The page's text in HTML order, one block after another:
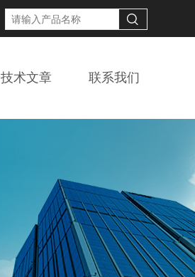
技术文章 联系我们